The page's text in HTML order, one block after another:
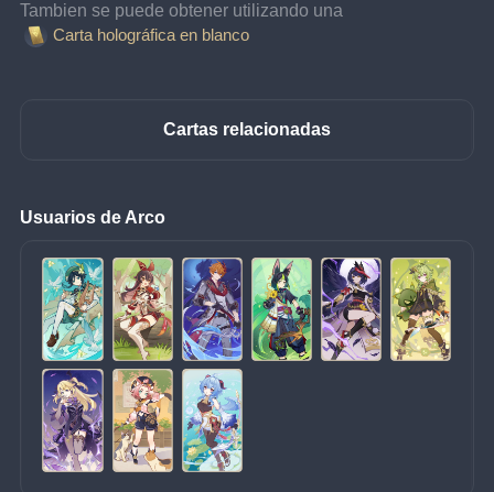
Tambien se puede obtener utilizando una
Carta holográfica en blanco
Cartas relacionadas
Usuarios de Arco